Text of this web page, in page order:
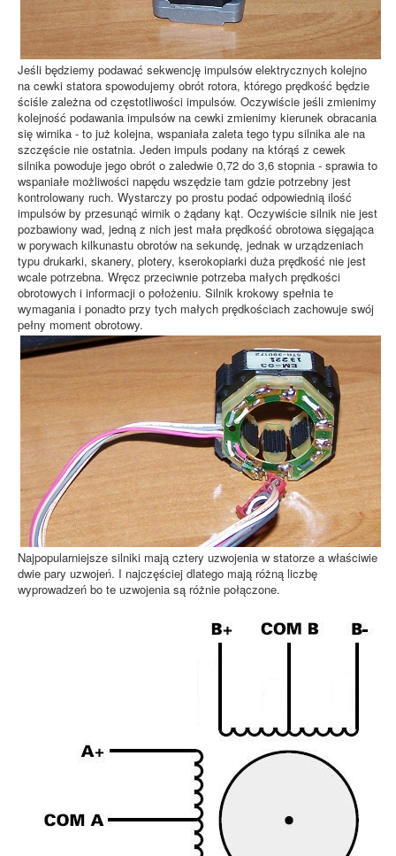
Jeśli będziemy podawać sekwencję impulsów elektrycznych kolejno
na cewki statora spowodujemy obrót rotora, którego prędkość będzie
ściśle zależna od częstotliwości impulsów. Oczywiście jeśli zmienimy
kolejność podawania impulsów na cewki zmienimy kierunek obracania
się wirnika - to już kolejna, wspaniała zaleta tego typu silnika ale na
szczęście nie ostatnia. Jeden impuls podany na którąś z cewek
silnika powoduje jego obrót o zaledwie 0,72 do 3,6 stopnia - sprawia to
wspaniałe możliwości napędu wszędzie tam gdzie potrzebny jest
kontrolowany ruch. Wystarczy po prostu podać odpowiednią ilość
impulsów by przesunąć wirnik o żądany kąt. Oczywiście silnik nie jest
pozbawiony wad, jedną z nich jest mała prędkość obrotowa sięgająca
w porywach kilkunastu obrotów na sekundę, jednak w urządzeniach
typu drukarki, skanery, plotery, kserokopiarki duża prędkość nie jest
wcale potrzebna. Wręcz przeciwnie potrzeba małych prędkości
obrotowych i informacji o położeniu. Silnik krokowy spełnia te
wymagania i ponadto przy tych małych prędkościach zachowuje swój
pełny moment obrotowy.
Najpopularniejsze silniki mają cztery uzwojenia w statorze a właściwie
dwie pary uzwojeń. I najczęściej dlatego mają różną liczbę
wyprowadzeń bo te uzwojenia są różnie połączone.